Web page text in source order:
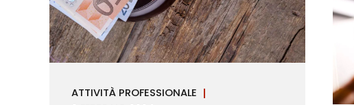
ATTIVITÀ PROFESSIONALE